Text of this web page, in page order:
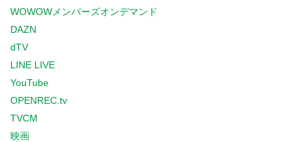
WOWOWメンバーズオンデマンド
DAZN
dTV
LINE LIVE
YouTube
OPENREC.tv
TVCM
映画